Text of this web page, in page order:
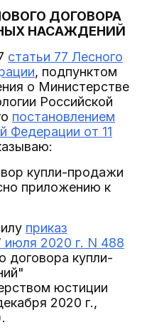
ДОГОВОРА
НАСАЖДЕНИЙ
статьи 77 Лесного
, подпунктом
о Министерстве
Российской
постановлением
Федерации от 11
купли-продажи
приложению к
приказ
2020 г. N 488
договора купли-
юстиции
2020 г.,